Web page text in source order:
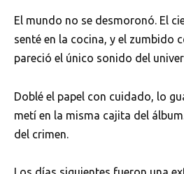
El mundo no se desmoronó. El
senté en la cocina, y el zumbido
pareció el único sonido del
Doblé el papel con cuidado, lo
metí en la misma cajita del
del crimen.